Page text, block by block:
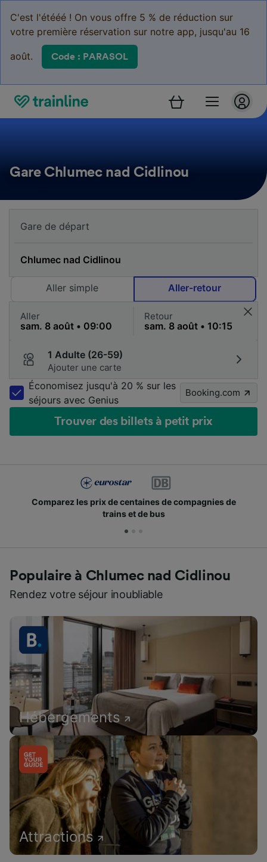
C'est l'étééé ! On vous offre 5 % de réduction sur
votre première réservation sur notre app, jusqu'au 16
août. Code : PARASOL
Gare Chlumec nad Cidlinou
Aller simple Aller-retour
Aller Retour
1 Adulte (26-59)
Ajouter une carte
Économisez jusqu'à 20 % sur les
séjours avec Genius
Booking.com
Trouver des billets à petit prix
Comparez les prix de centaines de compagnies de
trains et de bus
Populaire à Chlumec nad Cidlinou
Rendez votre séjour inoubliable
Hébergements
Attractions